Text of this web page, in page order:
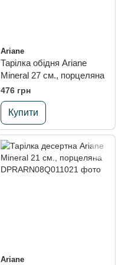
Ariane
Тарілка обідня Ariane
Mineral 27 см., порцеляна
476 грн
Купити
Ariane